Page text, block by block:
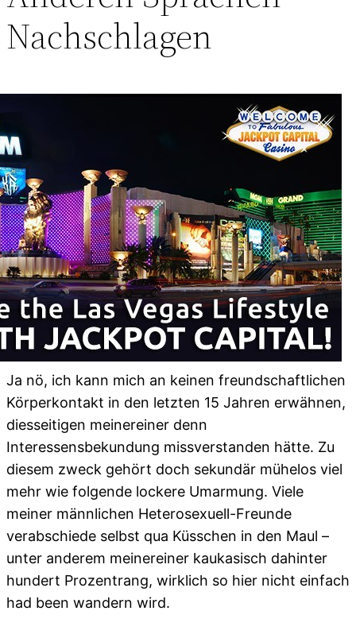
Nachschlagen
Ja nö, ich kann mich an keinen freundschaftlichen
Körperkontakt in den letzten 15 Jahren erwähnen,
diesseitigen meinereiner denn
Interessensbekundung missverstanden hätte. Zu
diesem zweck gehört doch sekundär mühelos viel
mehr wie folgende lockere Umarmung. Viele
meiner männlichen Heterosexuell-Freunde
verabschiede selbst qua Küsschen in den Maul –
unter anderem meinereiner kaukasisch dahinter
hundert Prozentrang, wirklich so hier nicht einfach
had been wandern wird.